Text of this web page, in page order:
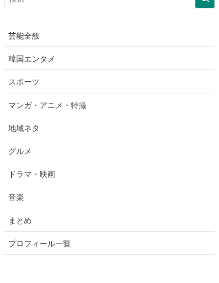
芸能全般
韓国エンタメ
スポーツ
マンガ・アニメ・特撮
地域ネタ
グルメ
ドラマ・映画
音楽
まとめ
プロフィール一覧